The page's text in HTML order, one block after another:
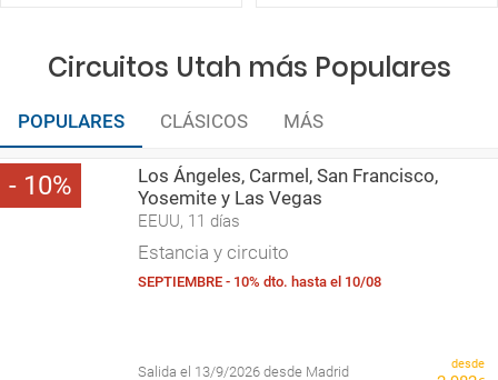
Circuitos Utah más Populares
POPULARES CLÁSICOS MÁS
10
Los Ángeles, Carmel, San Francisco,
Yosemite y Las Vegas
EEUU, 11 días
Estancia y circuito
SEPTIEMBRE - 10% dto. hasta el 10/08
Salida el 13/9/2026 desde Madrid desde